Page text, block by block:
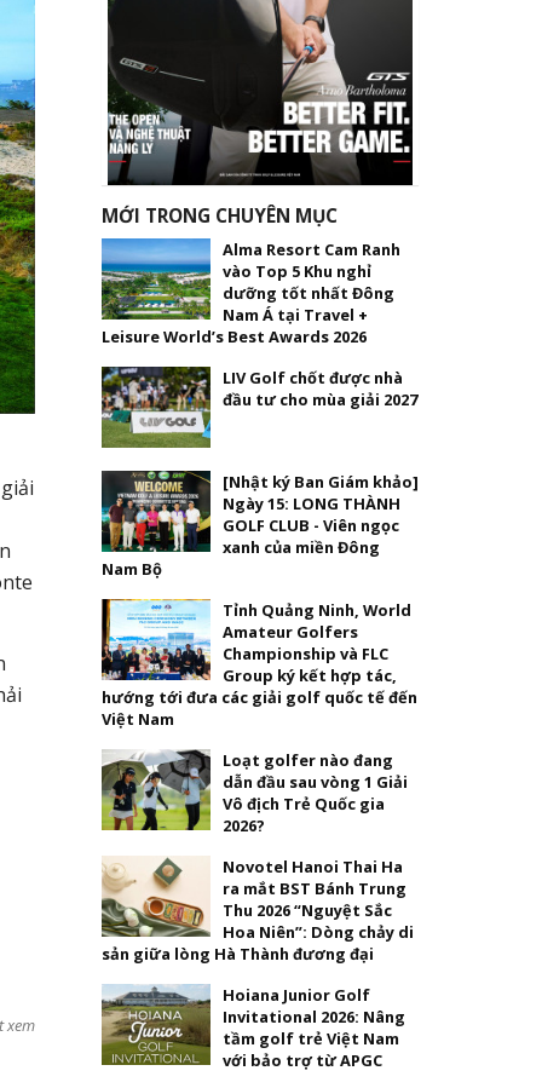
xem
MỚI TRONG CHUYÊN MỤC
Alma Resort Cam Ranh
vào Top 5 Khu nghỉ
dưỡng tốt nhất Đông
Nam Á tại Travel +
Leisure World’s Best Awards 2026
LIV Golf chốt được nhà
đầu tư cho mùa giải 2027
[Nhật ký Ban Giám khảo]
Ngày 15: LONG THÀNH
GOLF CLUB - Viên ngọc
xanh của miền Đông
Nam Bộ
Tỉnh Quảng Ninh, World
Amateur Golfers
Championship và FLC
Group ký kết hợp tác,
hướng tới đưa các giải golf quốc tế đến
Việt Nam
Loạt golfer nào đang
dẫn đầu sau vòng 1 Giải
Vô địch Trẻ Quốc gia
2026?
Novotel Hanoi Thai Ha
ra mắt BST Bánh Trung
Thu 2026 “Nguyệt Sắc
Hoa Niên”: Dòng chảy di
sản giữa lòng Hà Thành đương đại
Hoiana Junior Golf
Invitational 2026: Nâng
tầm golf trẻ Việt Nam
với bảo trợ từ APGC